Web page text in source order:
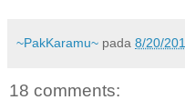
~PakKaramu~ pada 8/20/
18 comments: